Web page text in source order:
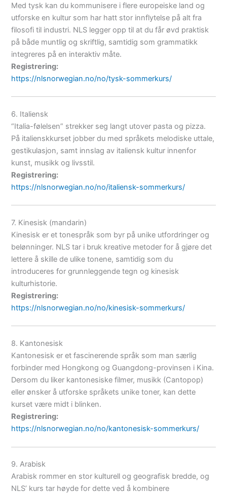
Med tysk kan du kommunisere i flere europeiske land og
utforske en kultur som har hatt stor innflytelse på alt fra
filosofi til industri. NLS legger opp til at du får øvd praktisk
på både muntlig og skriftlig, samtidig som grammatikk
integreres på en interaktiv måte.
Registrering:
https://nlsnorwegian.no/no/tysk-sommerkurs/
6. Italiensk
“Italia-følelsen” strekker seg langt utover pasta og pizza.
På italienskkurset jobber du med språkets melodiske uttale,
gestikulasjon, samt innslag av italiensk kultur innenfor
kunst, musikk og livsstil.
Registrering:
https://nlsnorwegian.no/no/italiensk-sommerkurs/
7. Kinesisk (mandarin)
Kinesisk er et tonespråk som byr på unike utfordringer og
belønninger. NLS tar i bruk kreative metoder for å gjøre det
lettere å skille de ulike tonene, samtidig som du
introduceres for grunnleggende tegn og kinesisk
kulturhistorie.
Registrering:
https://nlsnorwegian.no/no/kinesisk-sommerkurs/
8. Kantonesisk
Kantonesisk er et fascinerende språk som man særlig
forbinder med Hongkong og Guangdong-provinsen i Kina.
Dersom du liker kantonesiske filmer, musikk (Cantopop)
eller ønsker å utforske språkets unike toner, kan dette
kurset være midt i blinken.
Registrering:
https://nlsnorwegian.no/no/kantonesisk-sommerkurs/
9. Arabisk
Arabisk rommer en stor kulturell og geografisk bredde, og
NLS’ kurs tar høyde for dette ved å kombinere